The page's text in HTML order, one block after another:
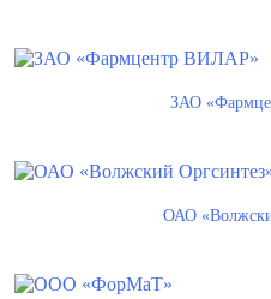
ЗАО
ОАО